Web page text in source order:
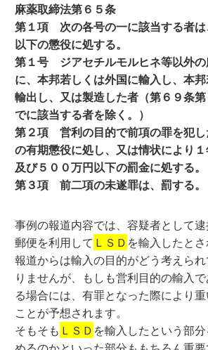
麻薬取締法第６５条
第１項 次の各号の一に該当する者
以下の懲役に処する。
第１号 ジアセチルモルヒネ等以外の
に、本邦若しくは外国に輸入し、本
輸出し、又は製造した者（第６９条
でに該当する者を除く。）
第２項 営利の目的で前項の罪を犯
の有期懲役に処し、又は情状により
及び５００万円以下の罰金に処する。
第３項 前二項の未遂罪は、罰する。
事例の報道内容では、容疑者として逮
郵便を利用して ＬＳＤ を輸入したとさ
報道からは輸入の目的がどう考えら
りませんが、もしも営利目的の輸入
る場合には、有罪となった際により
ことが予想されます。
そもそも ＬＳＤ を輸入したという部